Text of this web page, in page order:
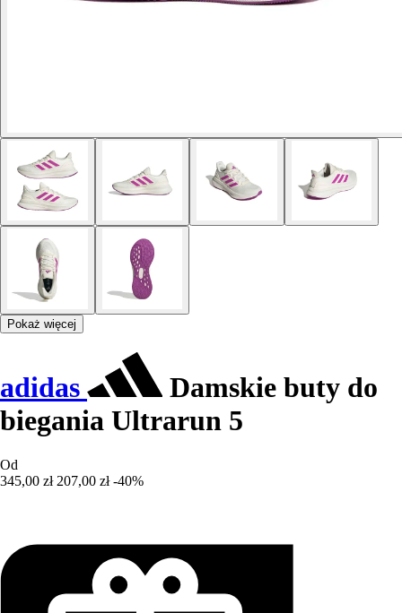
Pokaż więcej
adidas
Damskie buty do
biegania Ultrarun 5
Od
345,00 zł 207,00 zł -40%